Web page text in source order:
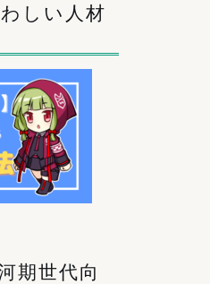
しい人材
期世代向